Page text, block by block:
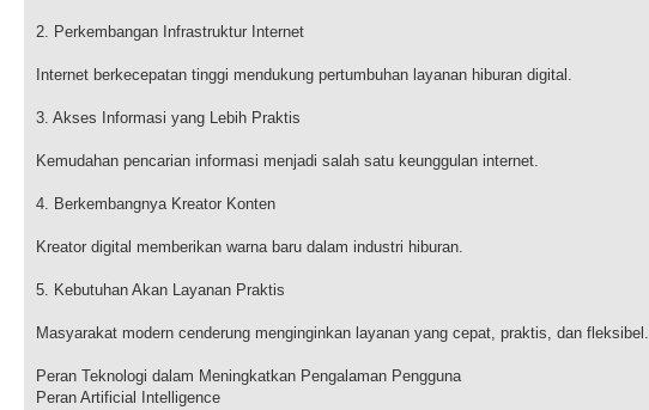
2. Perkembangan Infrastruktur Internet
Internet berkecepatan tinggi mendukung pertumbuhan layanan hiburan digital.
3. Akses Informasi yang Lebih Praktis
Kemudahan pencarian informasi menjadi salah satu keunggulan internet.
4. Berkembangnya Kreator Konten
Kreator digital memberikan warna baru dalam industri hiburan.
5. Kebutuhan Akan Layanan Praktis
Masyarakat modern cenderung menginginkan layanan yang cepat, praktis, dan fleksibel.
Peran Teknologi dalam Meningkatkan Pengalaman Pengguna
Peran Artificial Intelligence